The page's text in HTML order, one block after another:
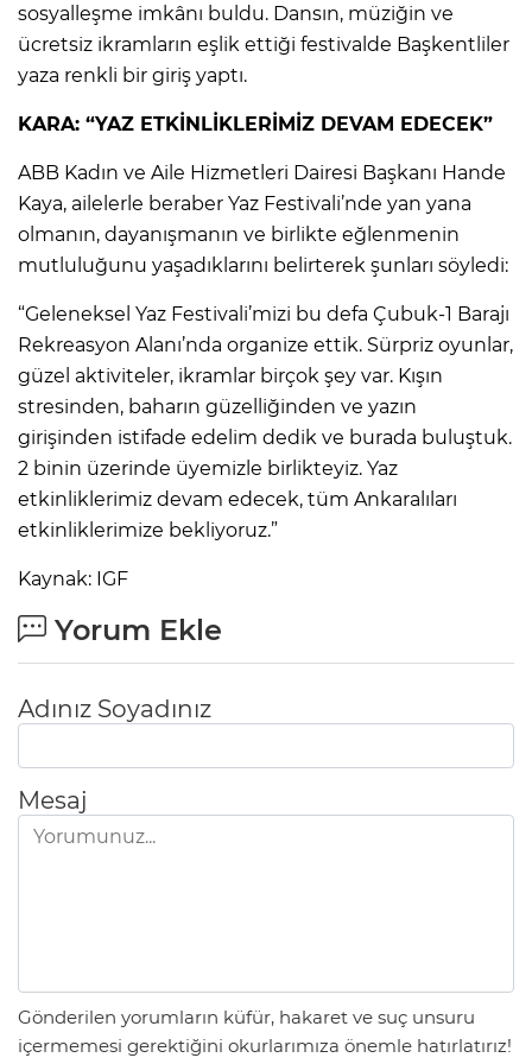
sosyalleşme imkânı buldu. Dansın, müziğin ve
ücretsiz ikramların eşlik ettiği festivalde Başkentliler
yaza renkli bir giriş yaptı.
KARA: “YAZ ETKİNLİKLERİMİZ DEVAM EDECEK”
ABB Kadın ve Aile Hizmetleri Dairesi Başkanı Hande
Kaya, ailelerle beraber Yaz Festivali’nde yan yana
olmanın, dayanışmanın ve birlikte eğlenmenin
mutluluğunu yaşadıklarını belirterek şunları söyledi:
“Geleneksel Yaz Festivali’mizi bu defa Çubuk-1 Barajı
Rekreasyon Alanı’nda organize ettik. Sürpriz oyunlar,
güzel aktiviteler, ikramlar birçok şey var. Kışın
stresinden, baharın güzelliğinden ve yazın
girişinden istifade edelim dedik ve burada buluştuk.
2 binin üzerinde üyemizle birlikteyiz. Yaz
etkinliklerimiz devam edecek, tüm Ankaralıları
etkinliklerimize bekliyoruz.”
Kaynak: IGF
Yorum Ekle
Adınız Soyadınız
Mesaj
Gönderilen yorumların küfür, hakaret ve suç unsuru
içermemesi gerektiğini okurlarımıza önemle hatırlatırız!